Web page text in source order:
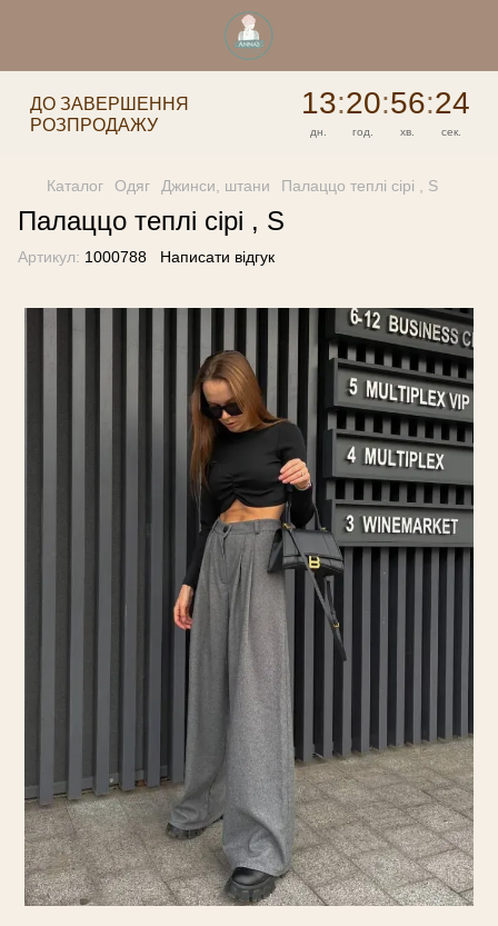
ДО ЗАВЕРШЕННЯ
РОЗПРОДАЖУ
13:20:56:24
дн. год. хв. сек.
Каталог Одяг Джинси, штани Палаццо теплі сірі , S
Палаццо теплі сірі , S
Артикул: 1000788 Написати відгук